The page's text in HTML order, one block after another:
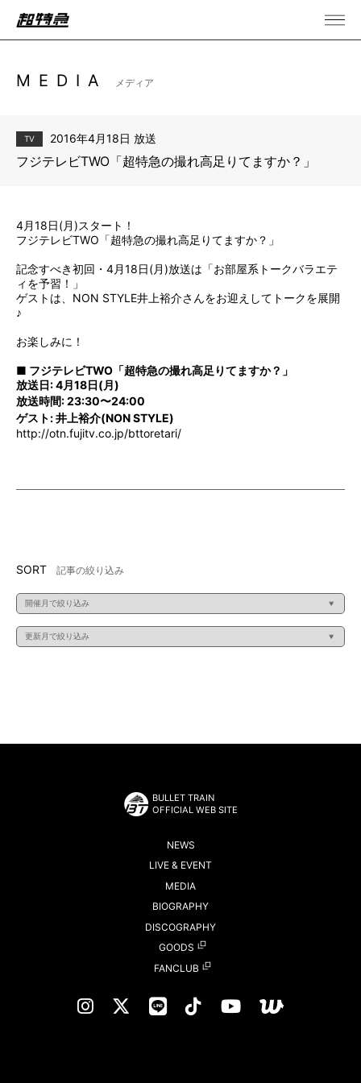
MEDIA メディア
TV 2016年4月18日 放送
フジテレビTWO「超特急の撮れ高足りてますか？」
4月18日(月)スタート！
フジテレビTWO「超特急の撮れ高足りてますか？」
記念すべき初回・4月18日(月)放送は「お部屋系トークバラエテ
ィを予習！」
ゲストは、NON STYLE井上裕介さんをお迎えしてトークを展開
♪
お楽しみに！
■ フジテレビTWO「超特急の撮れ高足りてますか？」
放送日: 4月18日(月)
放送時間: 23:30〜24:00
ゲスト: 井上裕介(NON STYLE)
http://otn.fujitv.co.jp/bttoretari/
SORT 記事の絞り込み
BULLET TRAIN
OFFICIAL WEB SITE
NEWS
LIVE & EVENT
MEDIA
BIOGRAPHY
DISCOGRAPHY
GOODS
FANCLUB